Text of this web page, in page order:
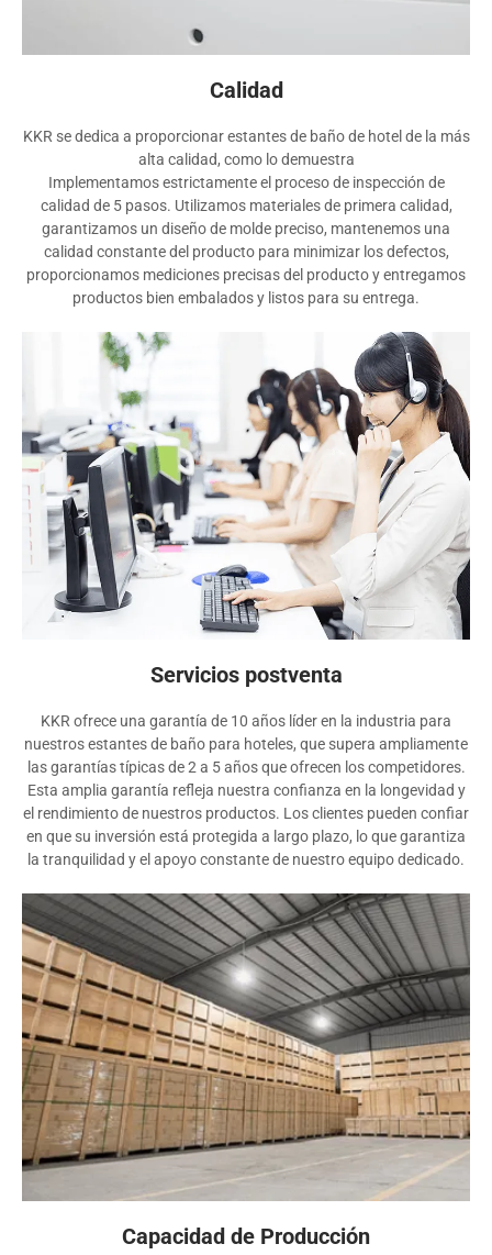
Calidad
KKR se dedica a proporcionar estantes de baño de hotel de la más
alta calidad, como lo demuestra
Implementamos estrictamente el proceso de inspección de
calidad de 5 pasos. Utilizamos materiales de primera calidad,
garantizamos un diseño de molde preciso, mantenemos una
calidad constante del producto para minimizar los defectos,
proporcionamos mediciones precisas del producto y entregamos
productos bien embalados y listos para su entrega.
Servicios postventa
KKR ofrece una garantía de 10 años líder en la industria para
nuestros estantes de baño para hoteles, que supera ampliamente
las garantías típicas de 2 a 5 años que ofrecen los competidores.
Esta amplia garantía refleja nuestra confianza en la longevidad y
el rendimiento de nuestros productos. Los clientes pueden confiar
en que su inversión está protegida a largo plazo, lo que garantiza
la tranquilidad y el apoyo constante de nuestro equipo dedicado.
Capacidad de Producción